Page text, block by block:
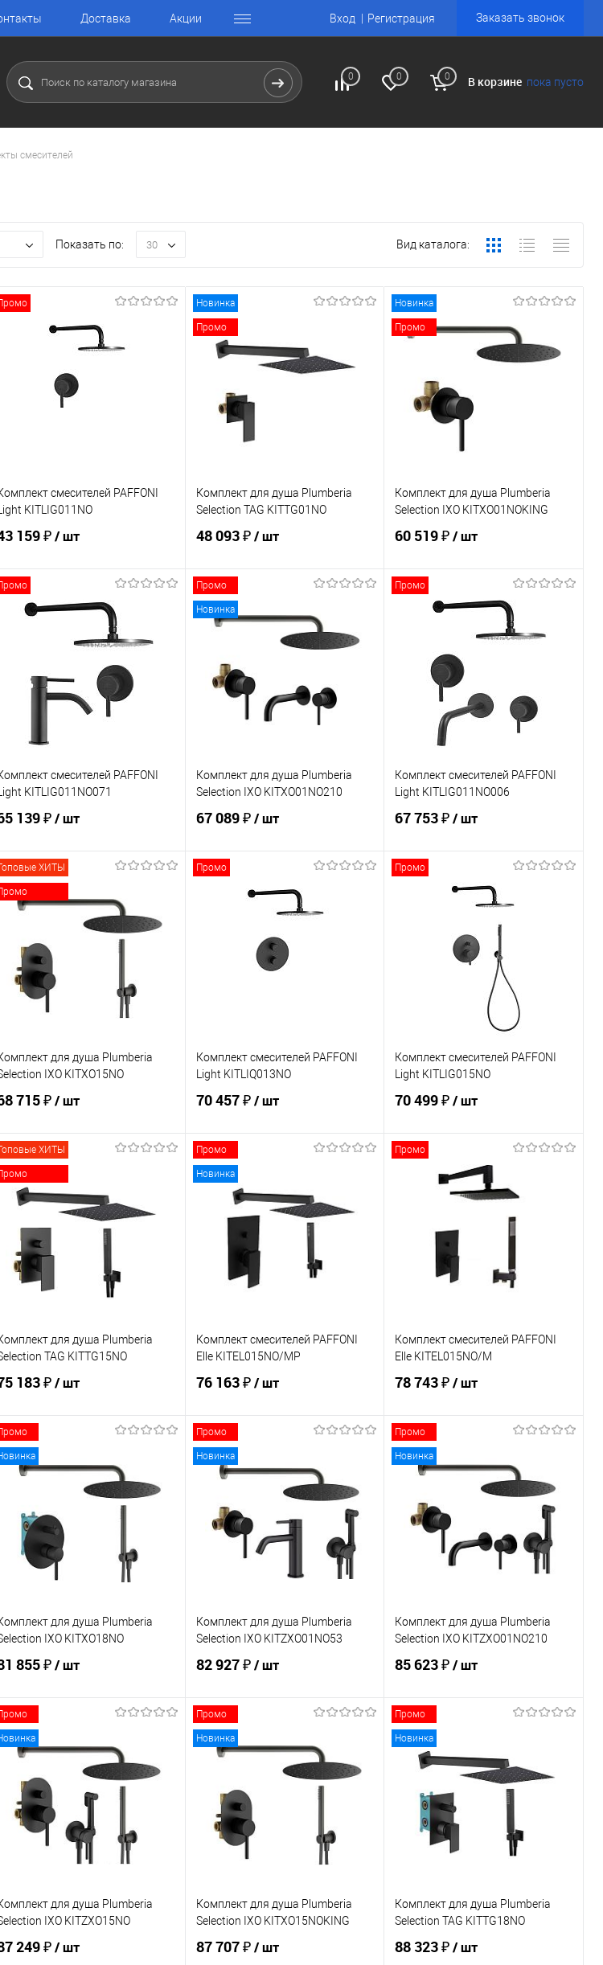
Доставка Акции Вход Регистрация Заказать звонок
0 0 0 В корзине пока пусто
смесителей
Показать по: 30 Вид каталога:
смесителей PAFFONI
Light KITLIG011NO
159 ₽/ шт
В корзину
Купить в 1 клик
Сравнение
В наличии
Новинка
Промо
Комплект для душа Plumberia
Selection TAG KITTG01NO
48 093 ₽/ шт
Купить в 1 клик
Сравнение
В избранное
Новинка
Промо
Комплект для душа Plumberia
Selection IXO KITXO01NOKING
60 519 ₽/ шт
В корзину
В избранное
смесителей PAFFONI
Light KITLIG011NO071
139 ₽/ шт
В корзину
Купить в 1 клик
Сравнение
В избранное
В наличии
Промо
Новинка
Комплект для душа Plumberia
Selection IXO KITXO01NO210
67 089 ₽/ шт
В избранное
Промо
Комплект смесителей PAFFONI
Light KITLIG011NO006
67 753 ₽/ шт
В корзину
В избранное
ХИТЫ
для душа Plumberia
IXO KITXO15NO
715 ₽/ шт
В корзину
Купить в 1 клик
Сравнение
В избранное
Промо
Комплект смесителей PAFFONI
Light KITLIQ013NO
70 457 ₽/ шт
Купить в 1 клик
Сравнение
В избранное
Промо
Комплект смесителей PAFFONI
Light KITLIG015NO
70 499 ₽/ шт
В корзину
В избранное
Под заказ
ХИТЫ
для душа Plumberia
TAG KITTG15NO
183 ₽/ шт
Купить в 1 клик
Сравнение
В избранное
В наличии
Промо
Новинка
Комплект смесителей PAFFONI
Elle KITEL015NO/MP
76 163 ₽/ шт
Купить в 1 клик
Сравнение
В избранное
В наличии
Промо
Комплект смесителей PAFFONI
Elle KITEL015NO/M
78 743 ₽/ шт
Купить в 1 клик
Сравнение
В избранное
Под заказ
для душа Plumberia
IXO KITXO18NO
855 ₽/ шт
Купить в 1 клик
Сравнение
В избранное
В наличии
Промо
Новинка
Комплект для душа Plumberia
Selection IXO KITZXO01NO53
82 927 ₽/ шт
Купить в 1 клик
Сравнение
В избранное
В наличии
Промо
Новинка
Комплект для душа Plumberia
Selection IXO KITZXO01NO210
85 623 ₽/ шт
Купить в 1 клик
Сравнение
В избранное
для душа Plumberia
IXO KITZXO15NO
249 ₽/ шт
Промо
Новинка
Комплект для душа Plumberia
Selection IXO KITXO15NOKING
87 707 ₽/ шт
Промо
Новинка
Комплект для душа Plumberia
Selection TAG KITTG18NO
88 323 ₽/ шт